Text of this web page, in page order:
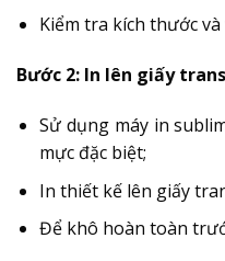
Kiểm tra kích thước
Bước 2: In lên giấy
Sử dụng máy in
mực đặc biệt;
In thiết kế lên giấy
Để khô hoàn toàn